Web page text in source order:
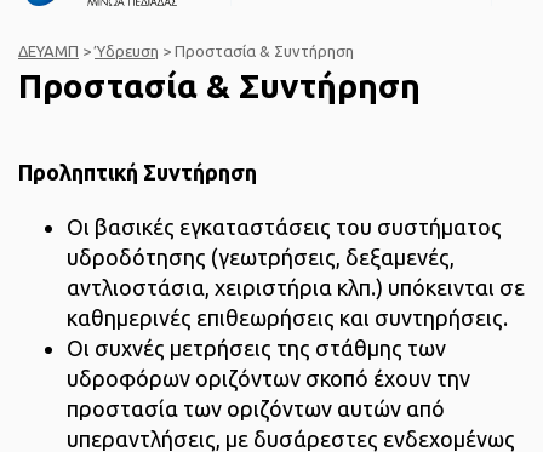
ΔΕΥΑΜΠ >Ύδρευση > Προστασία & Συντήρηση
Προστασία & Συντήρηση
Προληπτική Συντήρηση
Οι βασικές εγκαταστάσεις του συστήματος
υδροδότησης (γεωτρήσεις, δεξαμενές,
αντλιοστάσια, χειριστήρια κλπ.) υπόκεινται σε
καθημερινές επιθεωρήσεις και συντηρήσεις.
Οι συχνές μετρήσεις της στάθμης των
υδροφόρων οριζόντων σκοπό έχουν την
προστασία των οριζόντων αυτών από
υπεραντλήσεις, με δυσάρεστες ενδεχομένως